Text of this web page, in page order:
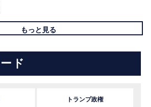
もっと見る
ド
トランプ政権